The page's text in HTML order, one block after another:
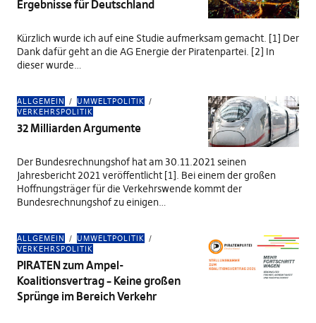
Ergebnisse für Deutschland
Kürzlich wurde ich auf eine Studie aufmerksam gemacht. [1] Der
Dank dafür geht an die AG Energie der Piratenpartei. [2] In
dieser wurde…
ALLGEMEIN
UMWELTPOLITIK
VERKEHRSPOLITIK
32 Milliarden Argumente
Der Bundesrechnungshof hat am 30.11.2021 seinen
Jahresbericht 2021 veröffentlicht [1]. Bei einem der großen
Hoffnungsträger für die Verkehrswende kommt der
Bundesrechnungshof zu einigen…
ALLGEMEIN
UMWELTPOLITIK
VERKEHRSPOLITIK
PIRATEN zum Ampel-
Koalitionsvertrag – Keine großen
Sprünge im Bereich Verkehr